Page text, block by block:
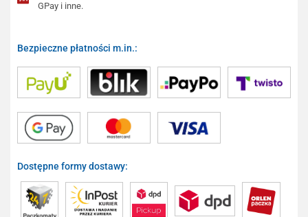
GPay i inne.
Bezpieczne płatności m.in.:
Dostępne formy dostawy: